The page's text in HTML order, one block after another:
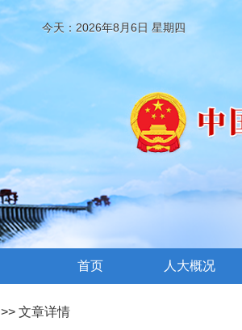
今天：2026年8月6日 星期四
首页 人大概况
>> 文章详情